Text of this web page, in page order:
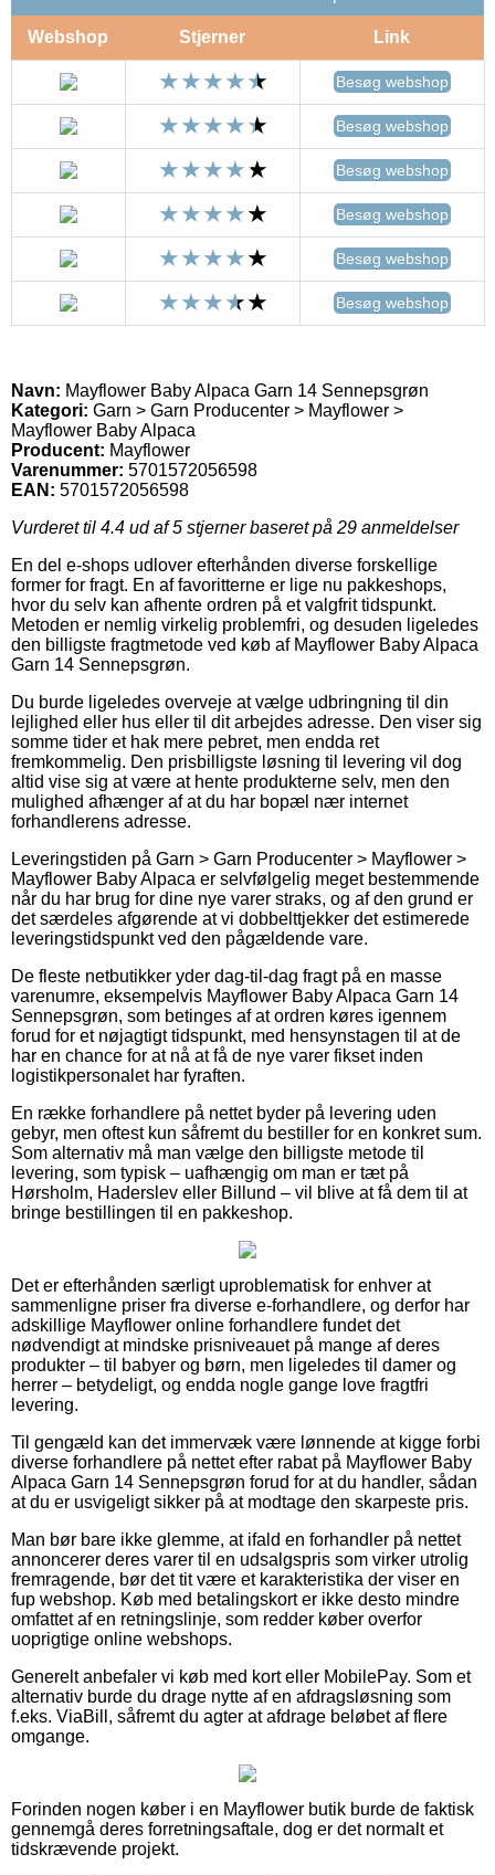
Webshop Stjerner Link
Besøg webshop
Besøg webshop
Besøg webshop
Besøg webshop
Besøg webshop
Besøg webshop
Navn: Mayflower Baby Alpaca Garn 14 Sennepsgrøn
Kategori: Garn > Garn Producenter > Mayflower >
Mayflower Baby Alpaca
Producent: Mayflower
Varenummer: 5701572056598
EAN: 5701572056598
Vurderet til 4.4 ud af 5 stjerner baseret på 29 anmeldelser
En del e-shops udlover efterhånden diverse forskellige
former for fragt. En af favoritterne er lige nu pakkeshops,
hvor du selv kan afhente ordren på et valgfrit tidspunkt.
Metoden er nemlig virkelig problemfri, og desuden ligeledes
den billigste fragtmetode ved køb af Mayflower Baby Alpaca
Garn 14 Sennepsgrøn.
Du burde ligeledes overveje at vælge udbringning til din
lejlighed eller hus eller til dit arbejdes adresse. Den viser sig
somme tider et hak mere pebret, men endda ret
fremkommelig. Den prisbilligste løsning til levering vil dog
altid vise sig at være at hente produkterne selv, men den
mulighed afhænger af at du har bopæl nær internet
forhandlerens adresse.
Leveringstiden på Garn > Garn Producenter > Mayflower >
Mayflower Baby Alpaca er selvfølgelig meget bestemmende
når du har brug for dine nye varer straks, og af den grund er
det særdeles afgørende at vi dobbelttjekker det estimerede
leveringstidspunkt ved den pågældende vare.
De fleste netbutikker yder dag-til-dag fragt på en masse
varenumre, eksempelvis Mayflower Baby Alpaca Garn 14
Sennepsgrøn, som betinges af at ordren køres igennem
forud for et nøjagtigt tidspunkt, med hensynstagen til at de
har en chance for at nå at få de nye varer fikset inden
logistikpersonalet har fyraften.
En række forhandlere på nettet byder på levering uden
gebyr, men oftest kun såfremt du bestiller for en konkret sum.
Som alternativ må man vælge den billigste metode til
levering, som typisk – uafhængig om man er tæt på
Hørsholm, Haderslev eller Billund – vil blive at få dem til at
bringe bestillingen til en pakkeshop.
Det er efterhånden særligt uproblematisk for enhver at
sammenligne priser fra diverse e-forhandlere, og derfor har
adskillige Mayflower online forhandlere fundet det
nødvendigt at mindske prisniveauet på mange af deres
produkter – til babyer og børn, men ligeledes til damer og
herrer – betydeligt, og endda nogle gange love fragtfri
levering.
Til gengæld kan det immervæk være lønnende at kigge forbi
diverse forhandlere på nettet efter rabat på Mayflower Baby
Alpaca Garn 14 Sennepsgrøn forud for at du handler, sådan
at du er usvigeligt sikker på at modtage den skarpeste pris.
Man bør bare ikke glemme, at ifald en forhandler på nettet
annoncerer deres varer til en udsalgspris som virker utrolig
fremragende, bør det tit være et karakteristika der viser en
fup webshop. Køb med betalingskort er ikke desto mindre
omfattet af en retningslinje, som redder køber overfor
uoprigtige online webshops.
Generelt anbefaler vi køb med kort eller MobilePay. Som et
alternativ burde du drage nytte af en afdragsløsning som
f.eks. ViaBill, såfremt du agter at afdrage beløbet af flere
omgange.
Forinden nogen køber i en Mayflower butik burde de faktisk
gennemgå deres forretningsaftale, dog er det normalt et
tidskrævende projekt.